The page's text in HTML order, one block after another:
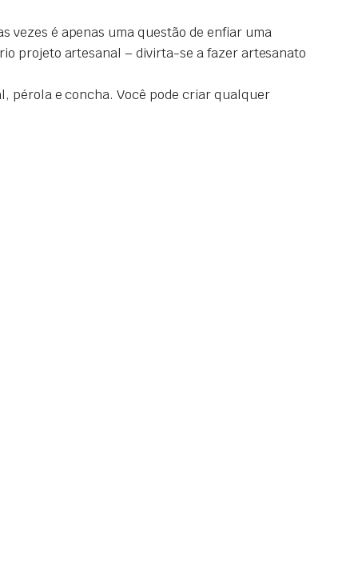
vezes é apenas uma questão de enfiar uma
projeto artesanal – divirta-se a fazer artesanato
pérola e concha. Você pode criar qualquer